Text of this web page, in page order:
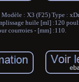
: X3 (F25) Type :
huile [ml] :120
courroies - [mm] :110.